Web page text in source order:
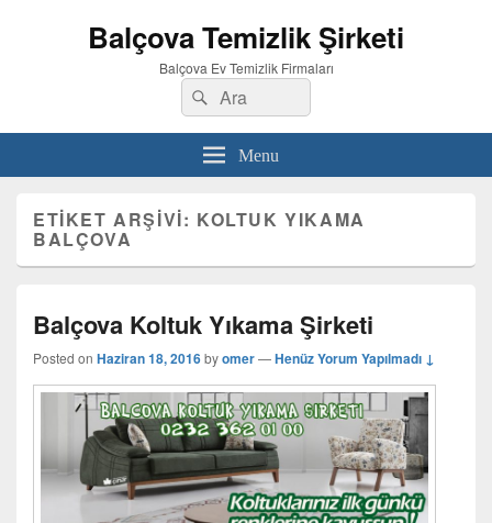
Balçova Temizlik Şirketi
Balçova Ev Temizlik Firmaları
Search
for:
Ara
Menu
ETIKET ARŞIVI: KOLTUK YIKAMA
BALÇOVA
Balçova Koltuk Yıkama Şirketi
Posted on Haziran 18, 2016byomer—Henüz Yorum Yapılmadı ↓